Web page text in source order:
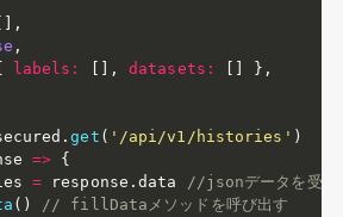
,
,
labels : , datasets : } ,
.get ( '/api/v1/histories' )
=> {
= response .data //jsonデータを受け
( )
// fillDataメソッドを呼び出す